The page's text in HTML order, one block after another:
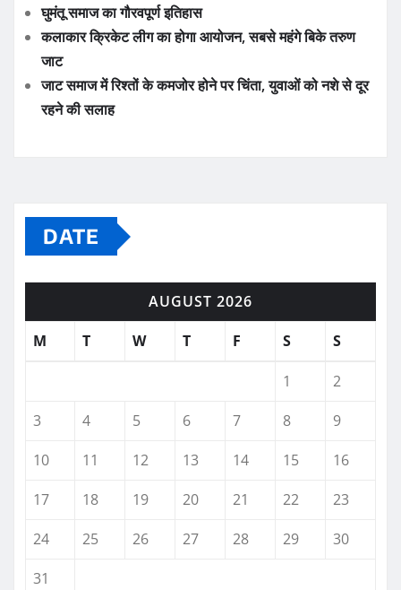
घुमंतू समाज का गौरवपूर्ण इतिहास
कलाकार क्रिकेट लीग का होगा आयोजन, सबसे महंगे बिके तरुण
जाट
जाट समाज में रिश्तों के कमजोर होने पर चिंता, युवाओं को नशे से दूर
रहने की सलाह
DATE
AUGUST 2026
M
T W T F S S
1
2
3
4 5 6 7 8
9
10
11 12 13 14 15
16
17
18 19 20 21 22
23
24
25 26 27 28 29
30
31